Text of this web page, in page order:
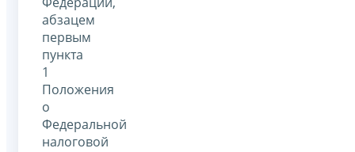
абзацем
первым
пункта
1
Положения
о
Федеральной
налоговой